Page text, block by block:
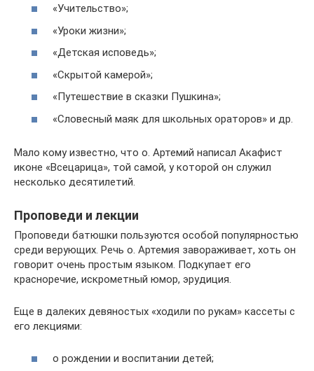
«Учительство»;
«Уроки жизни»;
«Детская исповедь»;
«Скрытой камерой»;
«Путешествие в сказки Пушкина»;
«Словесный маяк для школьных ораторов» и др.
Мало кому известно, что о. Артемий написал Акафист
иконе «Всецарица», той самой, у которой он служил
несколько десятилетий.
Проповеди и лекции
Проповеди батюшки пользуются особой популярностью
среди верующих. Речь о. Артемия завораживает, хоть он
говорит очень простым языком. Подкупает его
красноречие, искрометный юмор, эрудиция.
Еще в далеких девяностых «ходили по рукам» кассеты с
его лекциями:
о рождении и воспитании детей;